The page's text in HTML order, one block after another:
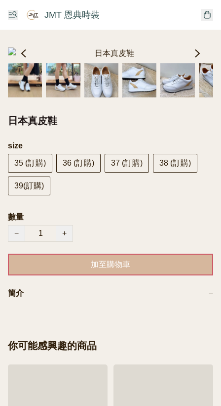
JMT 恩典時裝
日本真皮鞋
size
35 (訂購) 36 (訂購) 37 (訂購) 38 (訂購)
39(訂購)
數量
−
+
加至購物車
簡介 −
你可能感興趣的商品